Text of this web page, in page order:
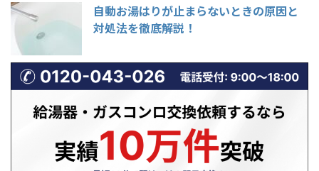
自動お湯はりが止まらないときの原因と
対処法を徹底解説！